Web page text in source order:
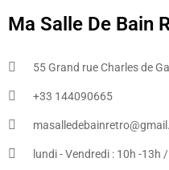
Ma Salle De Bain
55 Grand rue Charles de
+33 144090665​
lundi - Vendredi : 10h -13h